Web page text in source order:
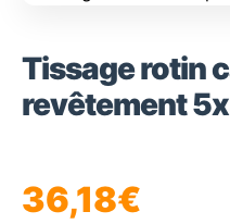
Tissage rotin
revêtement
36,18€